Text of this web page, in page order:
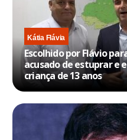
Kátia Flávia
Escolhido por Flávio
acusado de estuprar e
criança de 13 anos